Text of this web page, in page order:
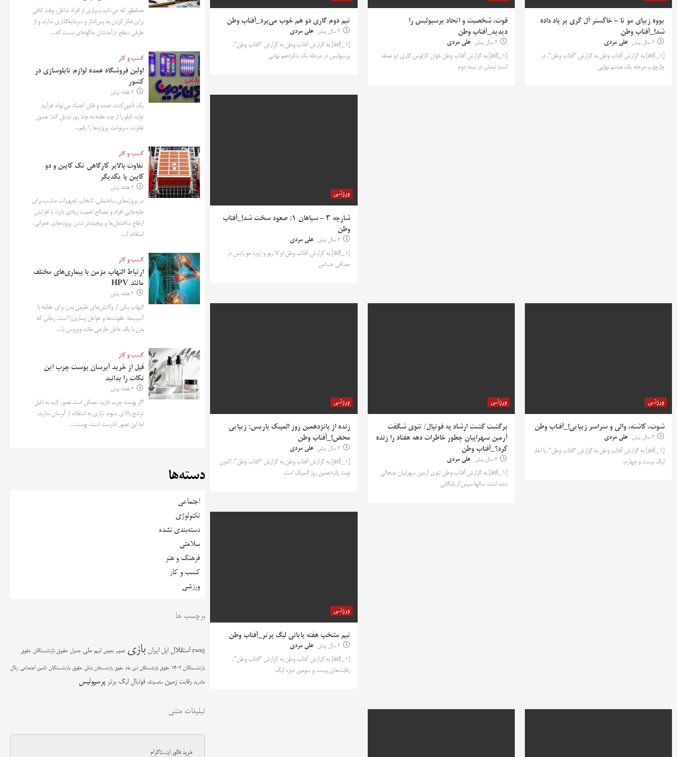
یووه زیبای مو تا – خاکستر آل گری بر باد داده
شد!_آفتاب وطن
2 سال پیش علی مردی
[ad_1] به گزارش آفتاب وطن به گزارش “افتاب وطن”، در
چارچوب مرحله یک هشتم نهایی
قوت، شخصیت و اتحاد پرسپولیس را
دیدید_آفتاب وطن
2 سال پیش علی مردی
[ad_1] به گزارش آفتاب وطن خوان کارلوس گاری دو معتقد
است تیمش در نیمه دوم
تیم دوم گاری دو هم خوب می‌برد_آفتاب وطن
2 سال پیش علی مردی
[ad_1] به گزارش آفتاب وطن به گزارش “افتاب وطن”،
پرسپولیس در مرحله یک شانزدهم نهایی
ورزشی
شارجه 3 – سپاهان 1: صعود سخت شد!_آفتاب
وطن
2 سال پیش علی مردی
[ad_1] به گزارش آفتاب وطن او لا ریو و ژوزه مو رایس در
مصافی حساس
ورزشی
شوت، کاشته، والی و سراسر زیبایی!_آفتاب وطن
2 سال پیش علی مردی
[ad_1] به گزارش آفتاب وطن به گزارش “افتاب وطن”، با اغاز
لیگ بیست و چهارم،
ورزشی
برگشت گشت ارشاد به فوتبال/ تتوی شگفت
آرمین سهرابیان چطور خاطرات دهه هفتاد را زنده
کرد؟_آفتاب وطن
2 سال پیش علی مردی
[ad_1] به گزارش آفتاب وطن تتوی آرمین سهرابیان جنجالی
شده است. سالها سپس از بایگانی
ورزشی
زنده از پانزدهمین روز المپیک پاریس: زیبایی
محض!_آفتاب وطن
2 سال پیش علی مردی
[ad_1] به گزارش آفتاب وطن به گزارش “افتاب وطن”، اکنون
نوبت پانزدهمین روز المپیک است
ورزشی
تیم منتخب هفته پایانی لیگ برتر_آفتاب وطن
2 سال پیش علی مردی
[ad_1] به گزارش آفتاب وطن به گزارش “افتاب وطن”،
رقابت‌های بیست و سومین دوره لیگ
همانطور که می‌دانید بسیاری از افراد شاغل، وقت کافی
برای فکر کردن به پس‌انداز و سرمایه‌گذاری ندارند و از
طرفی سطح درآمدشان به‌گونه‌ای نیست که...
کسب و کار
اولین فروشگاه عمده لوازم تابلوسازی در
کشور
2 هفته پیش
یک تأمین‌کننده عمده و قابل اعتماد می‌تواند فرآیند
تولید تابلو را از چند هفته به چند روز تبدیل کند؛ همین
تفاوت، سرنوشت پروژه‌ها را رقم...
کسب و کار
تفاوت بالابر کارگاهی تک کابین و دو
کابین با یکدیگر
2 هفته پیش
در پروژه‌های ساختمانی، انتخاب تجهیزات مناسب برای
جابه‌جایی افراد و مصالح اهمیت زیادی دارد. با افزایش
ارتفاع ساختمان‌ها و پیچیده‌تر شدن پروژه‌های عمرانی،
استفاده از...
کسب و کار
ارتباط التهاب مزمن با بیماری‌های مختلف
مانند HPV
2 هفته پیش
التهاب یکی از واکنش‌های طبیعی بدن برای مقابله با
آسیب‌ها، عفونت‌ها و عوامل بیماری‌زا است. زمانی که
بدن با یک عامل خارجی مانند ویروس یا...
کسب و کار
قبل از خرید آبرسان پوست چرب این
نکات را بدانید
2 هفته پیش
اگر پوست چرب دارید، ممکن است تصور کنید به دلیل
ترشح بالای سبوم، نیازی به استفاده از آبرسان ندارید.
اما این تصور نادرست است. پوست...
دسته‌ها
اجتماعی
تکنولوژی
دسته‌بندی نشده
سلامتی
فرهنگ و هنر
کسب و کار
ورزشی
برچسب ها
zwnj استقلال اپل ایران بازی تصویر نجومی تیم ملی جدول حقوق بازنشستگان حقوق
بازنشستگان 1402 حقوق بازنشستگان این ماه حقوق بازنشستگان بانکی حقوق بازنشستگان تامین اجتماعی رئال
مادرید رقابت زمین سامسونگ فوتبال لیگ برتر پرسپولیس
تبلیغات متنی
خرید فالور اینستاگرام